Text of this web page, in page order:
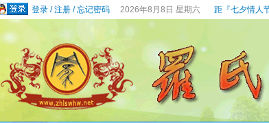
登录/注册/忘记密码 2026年8月8日 星期六 距『七夕情人